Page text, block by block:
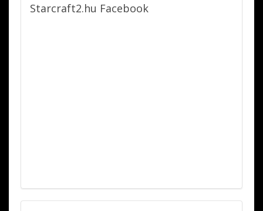
Starcraft2.hu Facebook